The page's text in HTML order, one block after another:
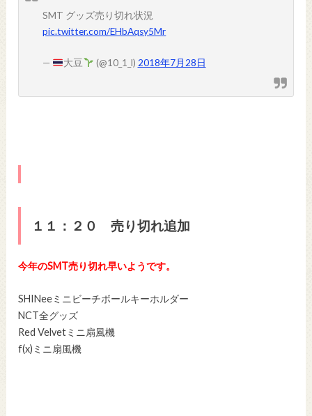
SMT グッズ売り切れ状況
pic.twitter.com/EHbAqsy5Mr
— 大豆 (@10_1_l) 2018年7月28日
１１：２０ 売り切れ追加
今年のSMT売り切れ早いようです。
SHINeeミニビーチボールキーホルダー
NCT全グッズ
Red Velvetミニ扇風機
f(x)ミニ扇風機